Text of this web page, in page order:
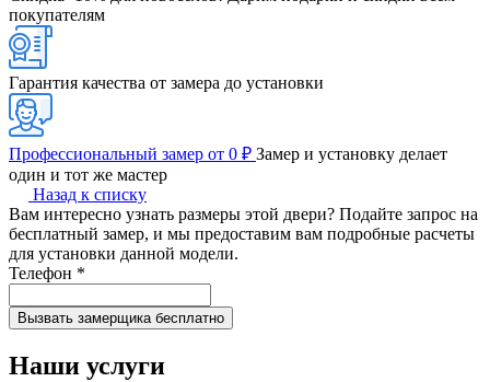
покупателям
Гарантия качества от замера до установки
Профессиональный замер от 0 ₽ Замер и установку делает
один и тот же мастер
Назад к списку
Вам интересно узнать размеры этой двери? Подайте запрос на
бесплатный замер, и мы предоставим вам подробные расчеты
для установки данной модели.
Телефон *
Наши услуги